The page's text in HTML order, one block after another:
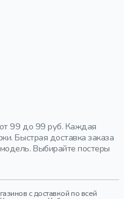
99 до 99 руб. Каждая
Быстрая доставка заказа
Выбирайте постеры
с доставкой по всей